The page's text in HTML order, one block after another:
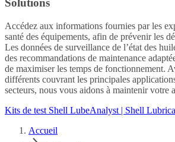
Solutions
Accédez aux informations fournies par les
santé des équipements, afin de prévenir les
Les données de surveillance de l’état des
des recommandations de maintenance
de maximiser les temps de fonctionnement.
différents couvrant les principales
secteurs, nous vous aidons à maintenir votre
Kits de test Shell LubeAnalyst | Shell
Accueil